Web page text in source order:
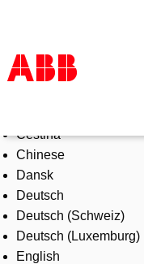
Products & Solutions
Industries
Services
About us
Where to buy
Contact us
Careers
Čeština
Chinese
Dansk
Deutsch
Deutsch (Schweiz)
Deutsch (Luxemburg)
English